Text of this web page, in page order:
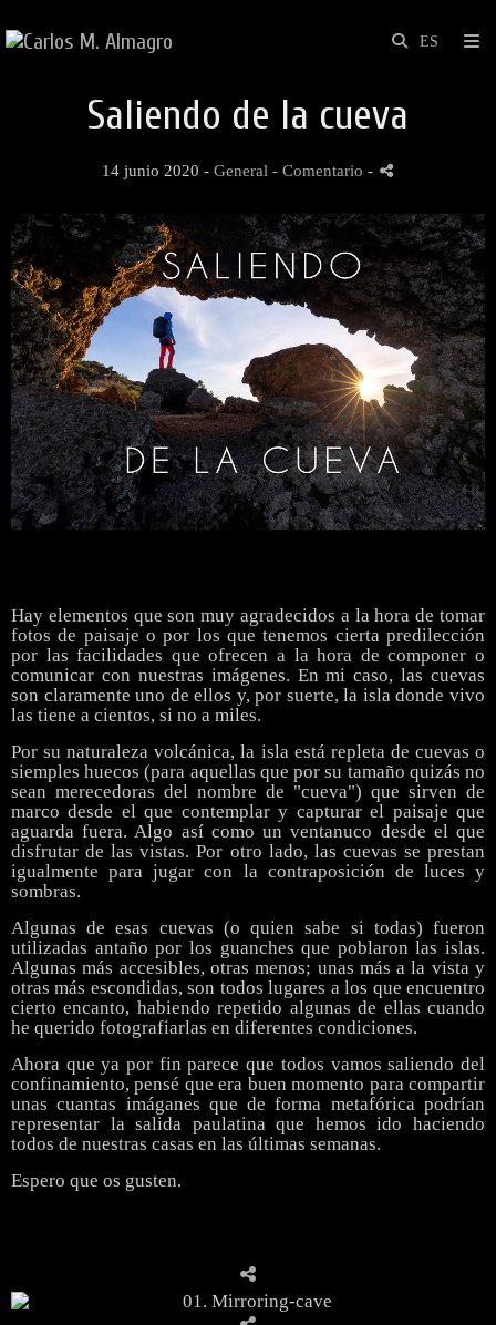
Saliendo de la cueva
14 junio 2020 - General - Comentario -
Hay elementos que son muy agradecidos a la hora de tomar
fotos de paisaje o por los que tenemos cierta predilección
por las facilidades que ofrecen a la hora de componer o
comunicar con nuestras imágenes. En mi caso, las cuevas
son claramente uno de ellos y, por suerte, la isla donde vivo
las tiene a cientos, si no a miles.
Por su naturaleza volcánica, la isla está repleta de cuevas o
siemples huecos (para aquellas que por su tamaño quizás no
sean merecedoras del nombre de "cueva") que sirven de
marco desde el que contemplar y capturar el paisaje que
aguarda fuera. Algo así como un ventanuco desde el que
disfrutar de las vistas. Por otro lado, las cuevas se prestan
igualmente para jugar con la contraposición de luces y
sombras.
Algunas de esas cuevas (o quien sabe si todas) fueron
utilizadas antaño por los guanches que poblaron las islas.
Algunas más accesibles, otras menos; unas más a la vista y
otras más escondidas, son todos lugares a los que encuentro
cierto encanto, habiendo repetido algunas de ellas cuando
he querido fotografiarlas en diferentes condiciones.
Ahora que ya por fin parece que todos vamos saliendo del
confinamiento, pensé que era buen momento para compartir
unas cuantas imáganes que de forma metafórica podrían
representar la salida paulatina que hemos ido haciendo
todos de nuestras casas en las últimas semanas.
Espero que os gusten.